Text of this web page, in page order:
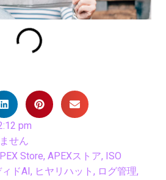
pm
せん
Store, APEXストア, ISO
ドAI, ヒヤリハット , ログ管理,